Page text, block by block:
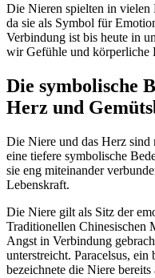
Die Nieren spielten in vielen
da sie als Symbol für
Verbindung ist bis heute in
wir Gefühle und körperliche
Die symbolische
Herz und
Die Niere und das Herz sind
eine tiefere symbolische
sie eng miteinander
Lebenskraft.
Die Niere gilt als Sitz der
Traditionellen
Angst in Verbindung
unterstreicht. Paracelsus,
bezeichnete die Niere bereits